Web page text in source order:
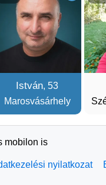
István, 53
Marosvásárhely
mobilon is
nyilatkozat